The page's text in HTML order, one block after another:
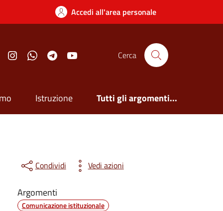
Accedi all'area personale
InstagramWhatsappTelegram Cerca
Istruzione Tutti gli argomenti...
Condividi Vedi azioni
Argomenti
Comunicazione istituzionale